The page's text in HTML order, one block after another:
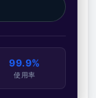
99.9%
使用率